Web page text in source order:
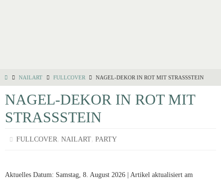
NAILART FULLCOVER NAGEL-DEKOR IN ROT MIT STRASSSTEIN
NAGEL-DEKOR IN ROT MIT
STRASSSTEIN
FULLCOVER,NAILART,PARTY
Aktuelles Datum: Samstag, 8. August 2026 | Artikel aktualisiert am